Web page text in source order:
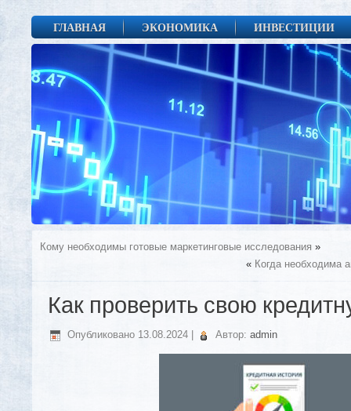
ГЛАВНАЯ ЭКОНОМИКА ИНВЕСТИЦИИ
Кому необходимы готовые маркетинговые исследования »
« Когда необходима
Как проверить свою
Опубликовано 13.08.2024 Автор: admin